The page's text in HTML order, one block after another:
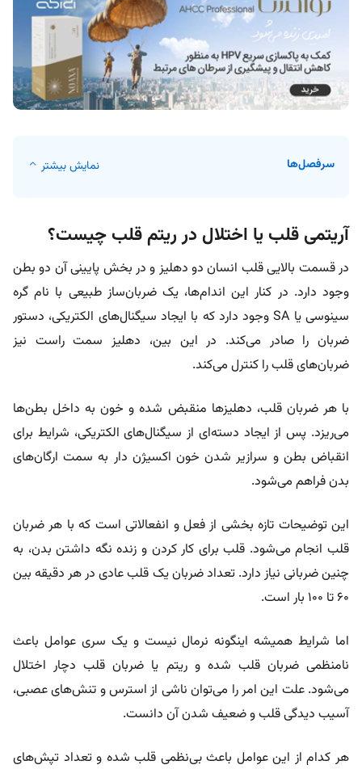
سرفصل‌ها نمایش بیشتر
آریتمی قلب یا اختلال در ریتم قلب چیست؟
در قسمت بالایی قلب انسان دو دهلیز و در بخش پایینی آن دو بطن
وجود دارد. در کنار این اندام‌ها، یک ضربان‌ساز طبیعی با نام گره
سینوسی یا SA وجود دارد که با ایجاد سیگنال‌های الکتریکی، دستور
ضربان را صادر می‌کند. در این بین، دهلیز سمت راست نیز
ضربان‌های قلب را کنترل می‌کند.
با هر ضربان قلب، دهلیز‌ها منقبض شده و خون به داخل بطن‌ها
می‌ریزد. پس از ایجاد دسته‌ای از سیگنال‌های الکتریکی، شرایط برای
انقباض بطن و سرازیر شدن خون اکسیژن دار به سمت ارگان‌های
بدن فراهم می‌شود.
این توضیحات تازه بخشی از فعل و انفعالاتی است که با هر ضربان
قلب انجام می‌شود. قلب برای کار کردن و زنده نگه داشتن بدن، به
چنین ضربانی نیاز دارد. تعداد ضربان یک قلب عادی در هر دقیقه بین
۶۰ تا ۱۰۰ بار است.
اما شرایط همیشه اینگونه نرمال نیست و یک سری عوامل باعث
نامنظمی ضربان قلب شده و ریتم یا ضربان قلب دچار اختلال
می‌شود. علت این امر را می‌توان ناشی از استرس و تنش‌های عصبی،
آسیب دیدگی قلب و ضعیف شدن آن دانست.
هر کدام از این عوامل باعث بی‌نظمی قلب شده و تعداد تپش‌های